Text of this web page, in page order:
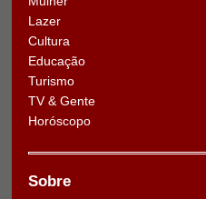
Lazer
Cultura
Educação
Turismo
TV & Gente
Horóscopo
Sobre